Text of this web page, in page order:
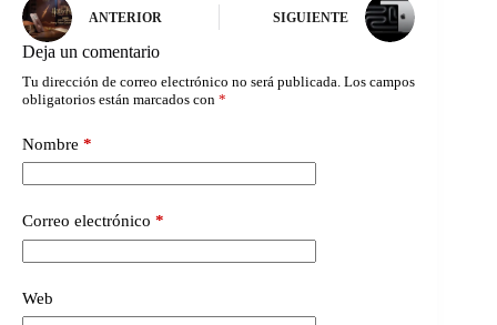
ANTERIOR SIGUIENTE
Deja un comentario
Tu dirección de correo electrónico no será publicada. Los campos
obligatorios están marcados con *
Nombre *
Correo electrónico *
Web